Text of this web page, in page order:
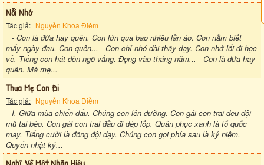
Nỗi Nhớ
Tác giả: Nguyễn Khoa Điềm
- Con là đứa hay quên. Con lớn qua bao nhiêu lần áo. Con nằm biết
mấy ngày đau. Con quên... - Con chỉ nhó dài thầy dạy. Con nhớ lối đi học
về. Tiếng con hát dòn ngõ vắng. Đọng vào tháng năm... - Con là đứa hay
quên. Mà mẹ...
Thưa Mẹ Con Đi
Tác giả: Nguyễn Khoa Điềm
I. Giữa mùa chiến đấu. Chúng con lên đường. Con gái con trai đều đội
mũ tai bèo. Con gái con trai đầu đi dép lốp. Quân phục xanh là tổ quốc
may. Tiếng cười là đồng đội dạy. Chúng con gọi phía sau là kỷ niệm.
Quyển nhật ký...